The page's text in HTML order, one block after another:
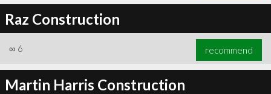
Raz Construction
∞ 6 recommend
Martin Harris Construction